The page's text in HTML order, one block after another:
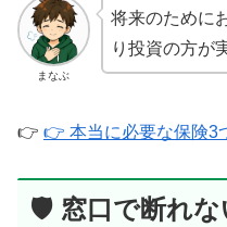
まなぶ
将来のために
り投資の方が
👉 👉 本当に必要な保険3
🛡️ 窓口で断れな